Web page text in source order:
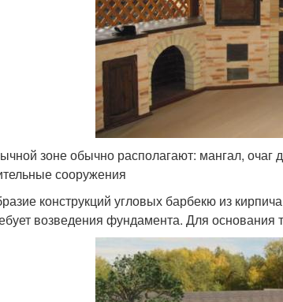
зоне обычно располагают: мангал, очаг
сооружения
конструкций угловых барбекю из
возведения фундамента. Для основания